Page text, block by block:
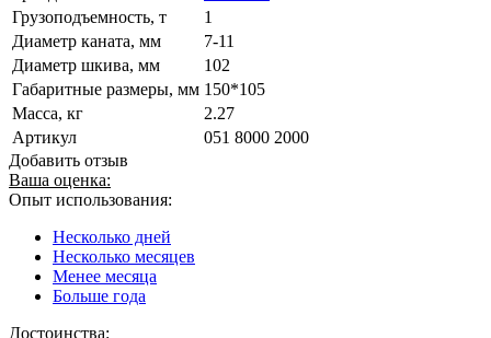
Грузоподъемность, т
1
Диаметр каната, мм
7-11
Диаметр шкива, мм
102
Габаритные размеры, мм 150*105
Масса, кг
2.27
Артикул
051 8000 2000
Добавить отзыв
Ваша оценка:
Опыт использования:
Несколько дней
Несколько месяцев
Менее месяца
Больше года
Достоинства: